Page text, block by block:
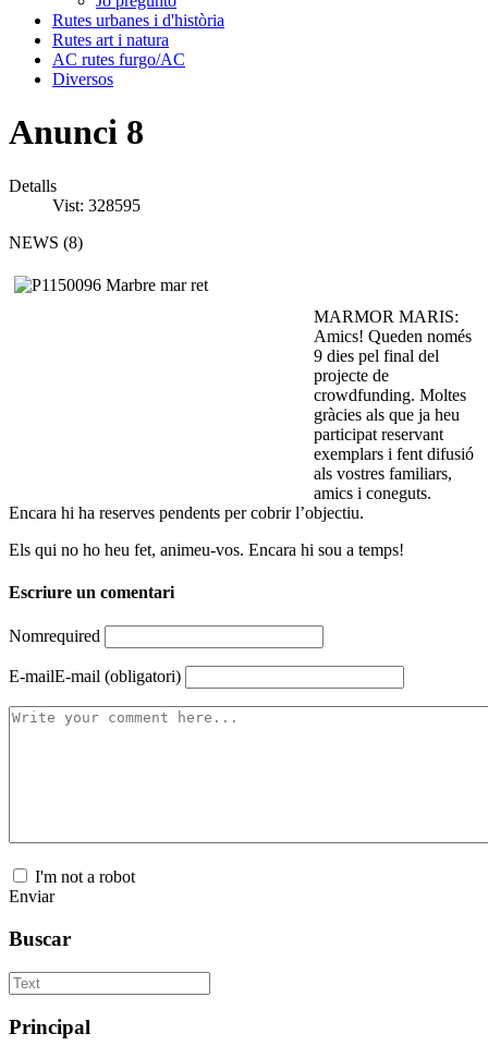
Rutes urbanes i d'història
Rutes art i natura
AC rutes furgo/AC
Diversos
Anunci 8
Detalls
Vist: 328595
NEWS (8)
MARMOR MARIS:
Amics! Queden només
9 dies pel final del
projecte de
crowdfunding. Moltes
gràcies als que ja heu
participat reservant
exemplars i fent difusió
als vostres familiars,
amics i coneguts.
Encara hi ha reserves pendents per cobrir l’objectiu.
Els qui no ho heu fet, animeu-vos. Encara hi sou a temps!
Escriure un comentari
Nomrequired
E-mailE-mail (obligatori)
I'm not a robot
Enviar
Buscar
Principal